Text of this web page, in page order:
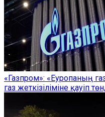
«Газпром»: «Еуропаның
газ жеткізіліміне қауіп